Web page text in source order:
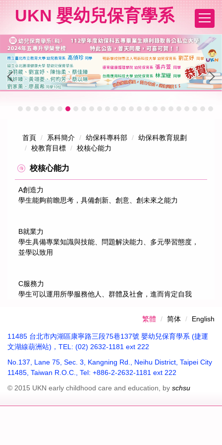
要
內
容
區
UKN 嬰幼兒保育學系
首頁 系科簡介 幼保科專科部
幼保科教育規劃
校教育目標
校核心能力
校核心能力
A創造力
學生能夠前瞻思考，具備創新、創意、創未來之能力
B就業力
學生具備專業知識與技能、問題解決能力、多元學習態度，
並學以致用
C服務力
學生可以運用所學服務他人、群體及社會，進而肯定自我
繁體 简体 English
11485 台北市內湖區康寧路三段75巷137號 嬰幼兒保育學系 (捷運
文湖線葫洲站)，TEL: (02) 2632-1181 ext 222
No.137, Lane 75, Sec. 3, Kangning Rd., Neihu District, Taipei City
11485, Taiwan R.O.C., Tel: +886-2-2632-1181 ext 222
© 2015 UKN early childhood care and education, by schsu